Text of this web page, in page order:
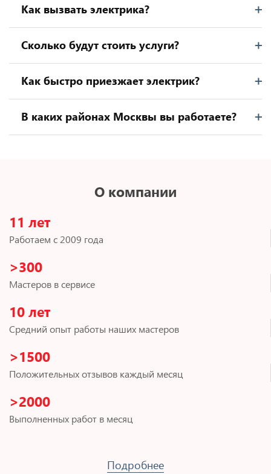
Как вызвать электрика?
Сколько будут стоить услуги?
Как быстро приезжает электрик?
В каких районах Москвы вы работаете?
О компании
11 лет
Работаем с 2009 года
>300
Мастеров в сервисе
10 лет
Средний опыт работы наших мастеров
>1500
Положительных отзывов каждый месяц
>2000
Выполненных работ в месяц
Подробнее